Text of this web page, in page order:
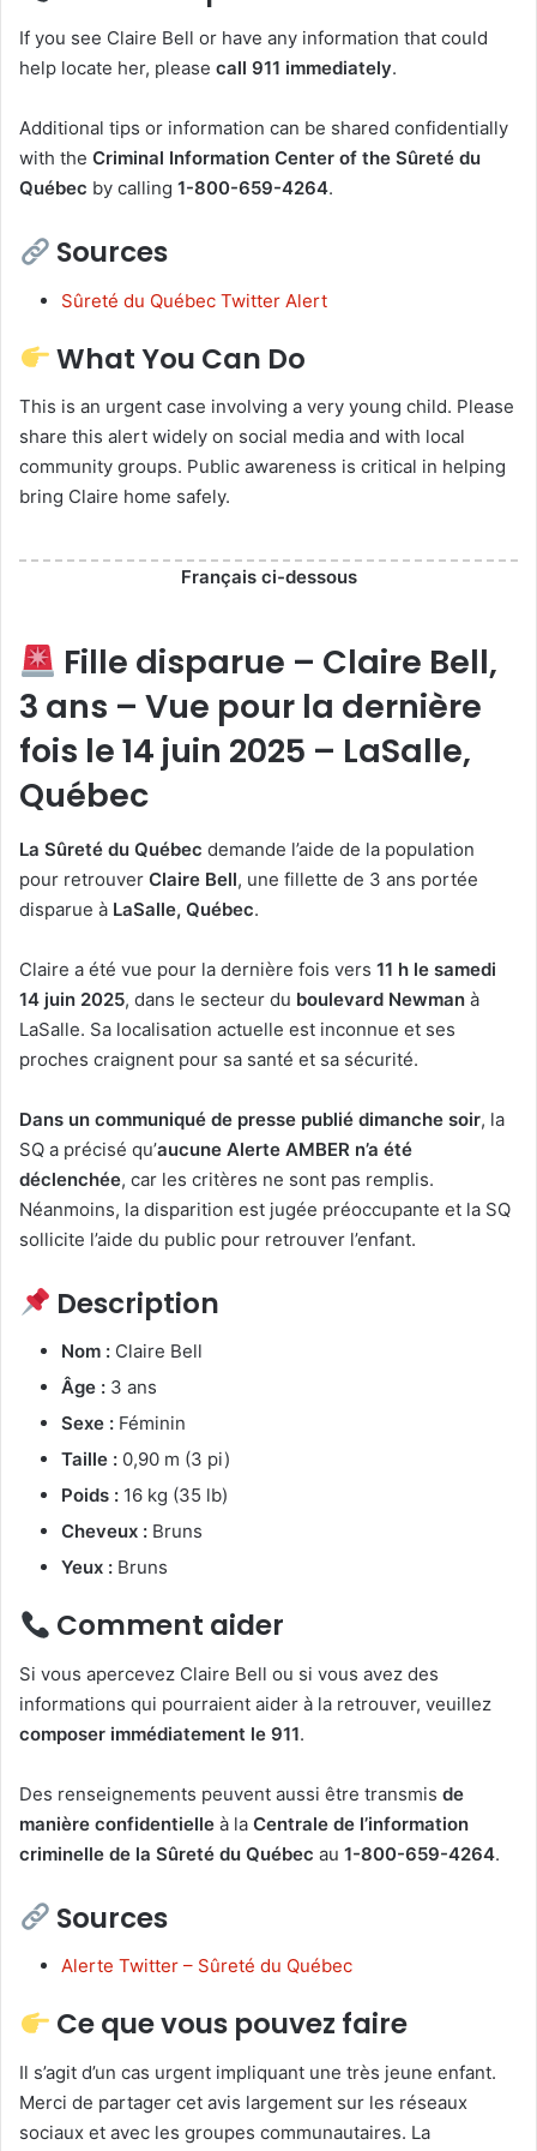
If you see Claire Bell or have any information that could
help locate her, please call 911 immediately.
Additional tips or information can be shared confidentially
with the Criminal Information Center of the Sûreté du
Québec by calling 1-800-659-4264.
Sources
Sûreté du Québec Twitter Alert
What You Can Do
This is an urgent case involving a very young child. Please
share this alert widely on social media and with local
community groups. Public awareness is critical in helping
bring Claire home safely.
Français ci-dessous
Fille disparue – Claire Bell,
3 ans – Vue pour la dernière
fois le 14 juin 2025 – LaSalle,
Québec
La Sûreté du Québec demande l’aide de la population
pour retrouver Claire Bell, une fillette de 3 ans portée
disparue à LaSalle, Québec.
Claire a été vue pour la dernière fois vers 11 h le samedi
14 juin 2025, dans le secteur du boulevard Newman à
LaSalle. Sa localisation actuelle est inconnue et ses
proches craignent pour sa santé et sa sécurité.
Dans un communiqué de presse publié dimanche soir, la
SQ a précisé qu’aucune Alerte AMBER n’a été
déclenchée, car les critères ne sont pas remplis.
Néanmoins, la disparition est jugée préoccupante et la SQ
sollicite l’aide du public pour retrouver l’enfant.
Description
Nom : Claire Bell
Âge : 3 ans
Sexe : Féminin
Taille : 0,90 m (3 pi)
Poids : 16 kg (35 lb)
Cheveux : Bruns
Yeux : Bruns
Comment aider
Si vous apercevez Claire Bell ou si vous avez des
informations qui pourraient aider à la retrouver, veuillez
composer immédiatement le 911.
Des renseignements peuvent aussi être transmis de
manière confidentielle à la Centrale de l’information
criminelle de la Sûreté du Québec au 1-800-659-4264.
Sources
Alerte Twitter – Sûreté du Québec
Ce que vous pouvez faire
Il s’agit d’un cas urgent impliquant une très jeune enfant.
Merci de partager cet avis largement sur les réseaux
sociaux et avec les groupes communautaires. La